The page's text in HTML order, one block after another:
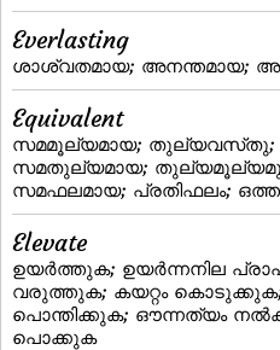
Everlasting
ശാശ്വതമായ; അനന്തമായ;
Equivalent
സമമൂല്യമായ; തുല്യവസ്‌തു;
സമതുല്യമായ;
സമഫലമായ; പ്രതിഫലം;
Elevate
ഉയര്‍ത്തുക; ഉയര്‍ന്നനില
വരുത്തുക; കയറ്റം
പൊന്തിക്കുക; ഔന്നത്യം
പൊക്കുക